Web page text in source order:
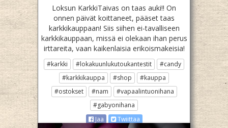
Loksun KarkkiTaivas on taas auki!! On
onnen päivät koittaneet, pääset taas
karkkikauppaan! Siis siihen ei-tavalliseen
karkkikauppaan, missä ei olekaan ihan perus
irttareita, vaan kaikenlaisia erikoismakeisia!
#karkki #lokakuunlukutoukantestit
#candy
#karkkikauppa
#shop
#kauppa
#ostokset
#nam
#vapaalintuonihana
#gabyonihana
Jaa
Twiittaa